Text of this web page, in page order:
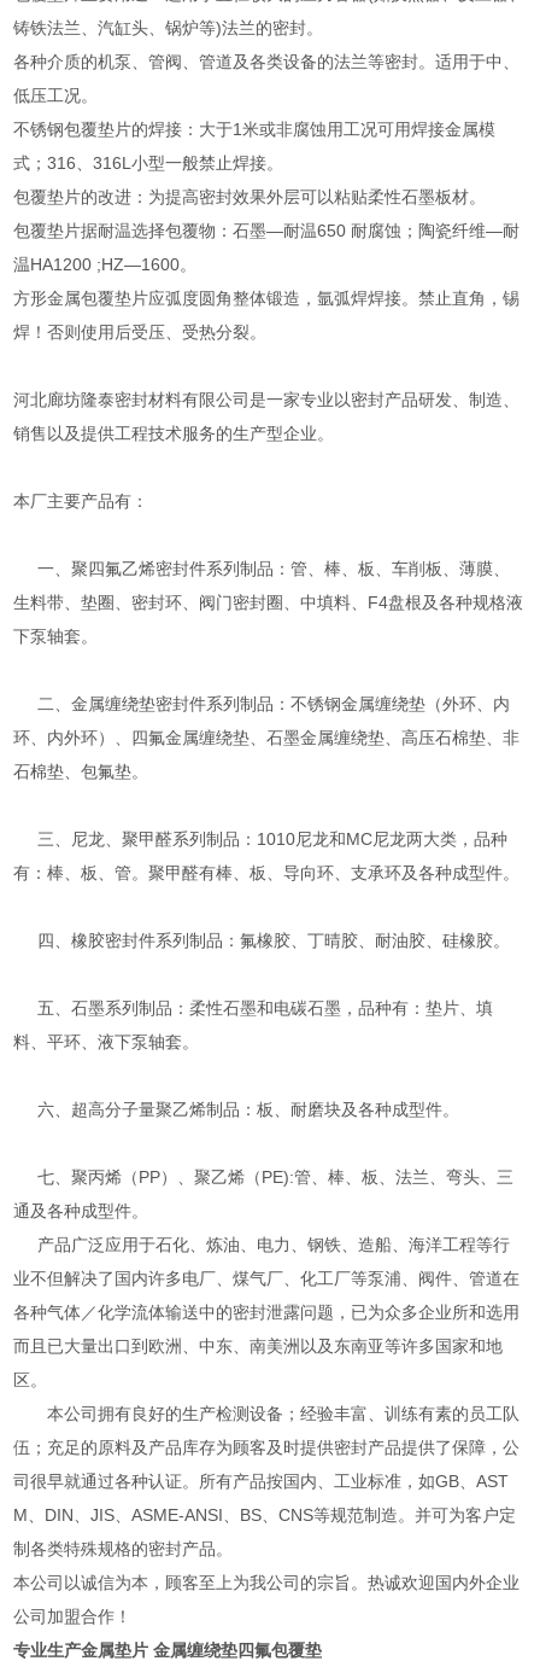
铸铁法兰、汽缸头、锅炉等)法兰的密封。
各种介质的机泵、管阀、管道及各类设备的法兰等密封。适用于中、
低压工况。
不锈钢包覆垫片的焊接：大于1米或非腐蚀用工况可用焊接金属模
式；316、316L小型一般禁止焊接。
包覆垫片的改进：为提高密封效果外层可以粘贴柔性石墨板材。
包覆垫片据耐温选择包覆物：石墨—耐温650 耐腐蚀；陶瓷纤维—耐
温HA1200 ;HZ—1600。
方形金属包覆垫片应弧度圆角整体锻造，氩弧焊焊接。禁止直角，锡
焊！否则使用后受压、受热分裂。
河北廊坊隆泰密封材料有限公司是一家专业以密封产品研发、制造、
销售以及提供工程技术服务的生产型企业。
本厂主要产品有：
一、聚四氟乙烯密封件系列制品：管、棒、板、车削板、薄膜、
生料带、垫圈、密封环、阀门密封圈、中填料、F4盘根及各种规格液
下泵轴套。
二、金属缠绕垫密封件系列制品：不锈钢金属缠绕垫（外环、内
环、内外环）、四氟金属缠绕垫、石墨金属缠绕垫、高压石棉垫、非
石棉垫、包氟垫。
三、尼龙、聚甲醛系列制品：1010尼龙和MC尼龙两大类，品种
有：棒、板、管。聚甲醛有棒、板、导向环、支承环及各种成型件。
四、橡胶密封件系列制品：氟橡胶、丁晴胶、耐油胶、硅橡胶。
五、石墨系列制品：柔性石墨和电碳石墨，品种有：垫片、填
料、平环、液下泵轴套。
六、超高分子量聚乙烯制品：板、耐磨块及各种成型件。
七、聚丙烯（PP）、聚乙烯（PE):管、棒、板、法兰、弯头、三
通及各种成型件。
产品广泛应用于石化、炼油、电力、钢铁、造船、海洋工程等行
业不但解决了国内许多电厂、煤气厂、化工厂等泵浦、阀件、管道在
各种气体／化学流体输送中的密封泄露问题，已为众多企业所和选用
而且已大量出口到欧洲、中东、南美洲以及东南亚等许多国家和地
区。
本公司拥有良好的生产检测设备；经验丰富、训练有素的员工队
伍；充足的原料及产品库存为顾客及时提供密封产品提供了保障，公
司很早就通过各种认证。所有产品按国内、工业标准，如GB、AST
M、DIN、JIS、ASME-ANSI、BS、CNS等规范制造。并可为客户定
制各类特殊规格的密封产品。
本公司以诚信为本，顾客至上为我公司的宗旨。热诚欢迎国内外企业
公司加盟合作！
专业生产金属垫片 金属缠绕垫四氟包覆垫